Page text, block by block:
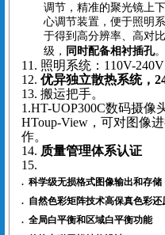
调节，精准的聚光镜上
心调节装置，便于照明
于得到高分辨率、高对
级， 同时配备相衬插孔。
11. 照明系统：110V-
12. 优异独立散热系统，
13. 搬运把手。
1.HT-UOP300C数码摄像
HToup-View，可对图像
作。
14. 质量管理体系认证
15.
. 科学级无损格式图像输出和存储
. 自然色彩矩阵技术高保真色彩还
. 全局白平衡和区域白平衡功能